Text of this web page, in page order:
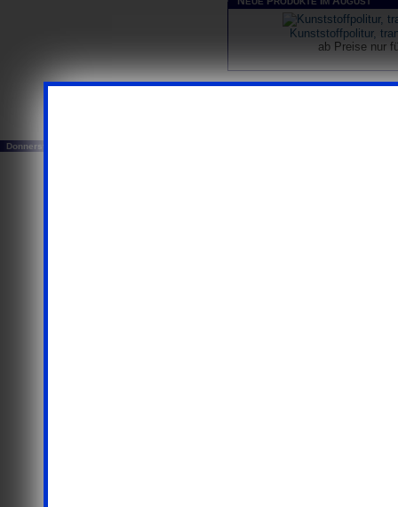
Kunststoffpolitur,
ab Preise nur
Donnerstag, 06. August 2026